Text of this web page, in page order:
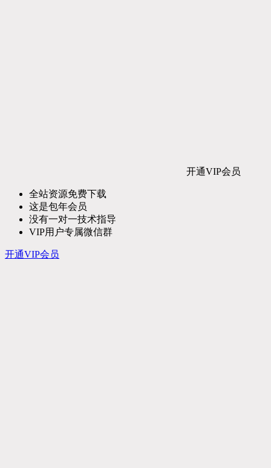
开通VIP会员
全站资源免费下载
这是包年会员
没有一对一技术指导
VIP用户专属微信群
开通VIP会员